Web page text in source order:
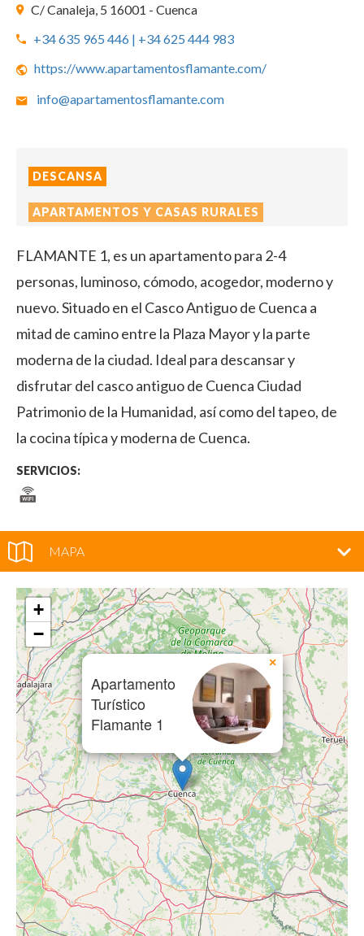
C/ Canaleja, 5 16001 - Cuenca
+34 635 965 446 | +34 625 444 983
https://www.apartamentosflamante.com/
info@apartamentosflamante.com
DESCANSA
APARTAMENTOS Y CASAS RURALES
FLAMANTE 1, es un apartamento para 2-4
personas, luminoso, cómodo, acogedor, moderno y
nuevo. Situado en el Casco Antiguo de Cuenca a
mitad de camino entre la Plaza Mayor y la parte
moderna de la ciudad. Ideal para descansar y
disfrutar del casco antiguo de Cuenca Ciudad
Patrimonio de la Humanidad, así como del tapeo, de
la cocina típica y moderna de Cuenca.
SERVICIOS:
MAPA
Apartamento
Turístico
Flamante 1
×
+
−